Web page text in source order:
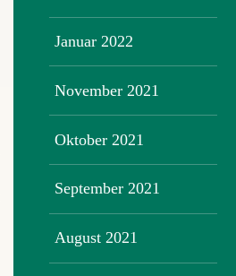
Januar 2022
November 2021
Oktober 2021
September 2021
August 2021